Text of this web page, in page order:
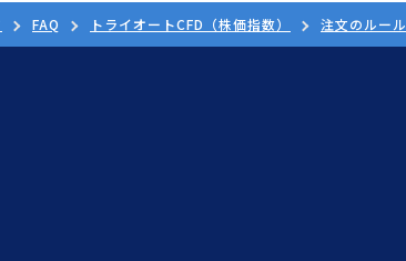
FAQ トライオートCFD（株価指数） 注文のルール